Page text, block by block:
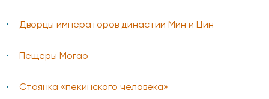
Дворцы императоров династий Мин и Цин
Пещеры Могао
Стоянка «пекинского человека»